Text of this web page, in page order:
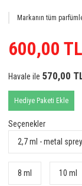
Markanın tüm
600,00 TL
Havale ile 570,00
Hediye Paketi Ekle
Seçenekler
2,7 ml - metal sprey
8 ml 10 ml